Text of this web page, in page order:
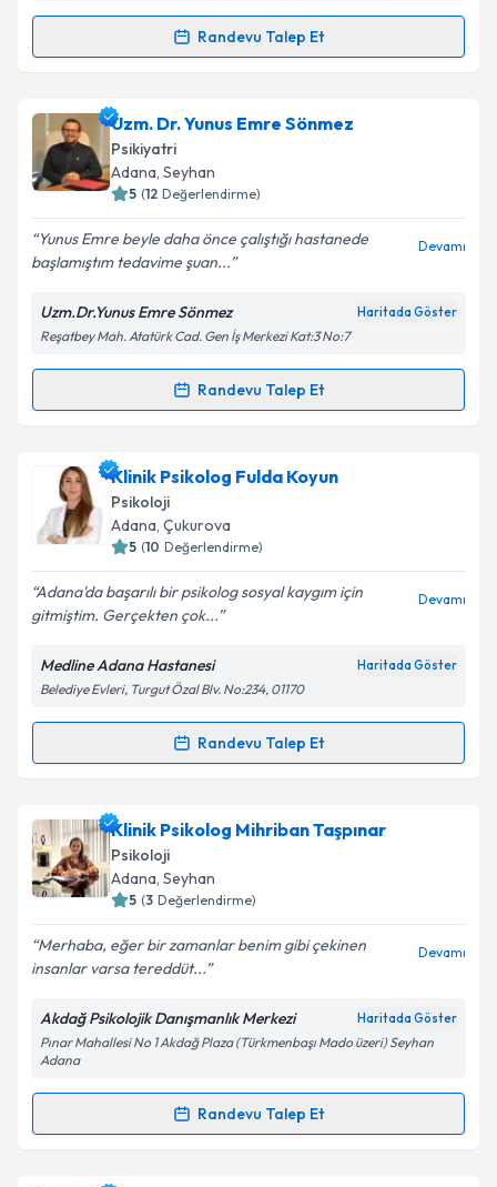
kapsamda işlenmesini kabul ediyorum.
Randevu Talep Et
Randevu Takvimi Talebi
Psk. Hatice Ertuğruliçin randevu takvimi talebi
oluşturun. Size bu uzmandan randevu almanız için bir
takvim hazırlandığında e-posta ile bilgilendireceğiz.
Kişisel verilerimin işlenmesine ilişkin
Aydınlatma
Metni'ni okudum ve kişisel verilerimin belirtilen
kapsamda işlenmesini kabul ediyorum.
Uzm. Dr. Yunus Emre Sönmez
Psikiyatri
Adana, Seyhan
5 (12 Değerlendirme)
Yunus Emre beyle daha önce çalıştığı hastanede
başlamıştım tedavime şuan...
Devamı
Uzm.Dr.Yunus Emre Sönmez Haritada Göster
Reşatbey Mah. Atatürk Cad. Gen İş Merkezi Kat:3 No:7
Randevu Talep Et
Randevu Takvimi Talebi
Uzm. Dr. Yunus Emre Sönmeziçin randevu takvimi
talebi oluşturun. Size bu uzmandan randevu almanız
için bir takvim hazırlandığında e-posta ile
bilgilendireceğiz.
E-posta Adresiniz
Kişisel verilerimin işlenmesine ilişkin
Metni'ni okudum ve kişisel verilerimin belirtilen
kapsamda işlenmesini kabul ediyorum.
Klinik Psikolog Fulda Koyun
Psikoloji
Adana, Çukurova
5 (10 Değerlendirme)
Adana'da başarılı bir psikolog sosyal kaygım için
gitmiştim. Gerçekten çok...
Devamı
Medline Adana Hastanesi Haritada Göster
Belediye Evleri, Turgut Özal Blv. No:234, 01170
Randevu Talep Et
Randevu Takvimi Talebi
Klinik Psikolog Fulda Koyuniçin randevu takvimi
talebi oluşturun. Size bu uzmandan randevu almanız
için bir takvim hazırlandığında e-posta ile
bilgilendireceğiz.
E-posta Adresiniz
Kişisel verilerimin işlenmesine ilişkinAydınlatma
kapsamda işlenmesini kabul ediyorum.
Klinik Psikolog Mihriban Taşpınar
Psikoloji
Adana, Seyhan
5 (3 Değerlendirme)
Merhaba, eğer bir zamanlar benim gibi çekinen
insanlar varsa tereddüt...
Devamı
Akdağ Psikolojik Danışmanlık Merkezi Haritada Göster
Pınar Mahallesi No 1 Akdağ Plaza (Türkmenbaşı Mado üzeri) Seyhan
Adana
Randevu Talep Et
Randevu Takvimi Talebi